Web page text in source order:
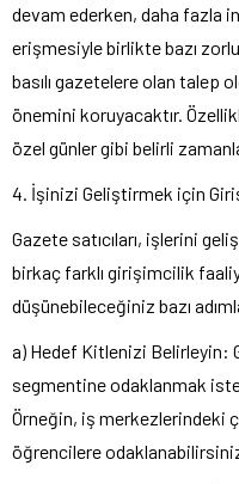
devam ederken, daha fazla
erişmesiyle birlikte bazı
basılı gazetelere olan talep
önemini koruyacaktır.
özel günler gibi belirli
4. İşinizi Geliştirmek için
Gazete satıcıları, işlerini
birkaç farklı girişimcilik
düşünebileceğiniz bazı
a) Hedef Kitlenizi Belirleyin:
segmentine odaklanmak
Örneğin, iş merkezlerindeki
öğrencilere